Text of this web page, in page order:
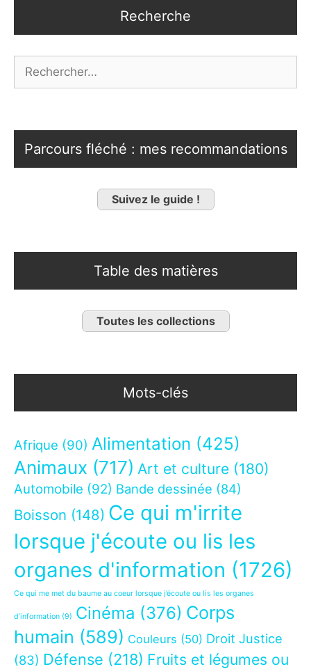
Recherche
Parcours fléché : mes recommandations
Suivez le guide !
Table des matières
Toutes les collections
Mots-clés
Afrique (90) Alimentation (425)
Animaux (717) Art et culture (180)
Automobile (92) Bande dessinée (84)
Boisson (148) Ce qui m'irrite
lorsque j'écoute ou lis les
organes d'information (1726)
Ce qui me met du baume au coeur lorsque j’écoute ou lis les organes
d’information (9) Cinéma (376) Corps
humain (589) Couleurs (50) Droit Justice
(83) Défense (218) Fruits et légumes ou